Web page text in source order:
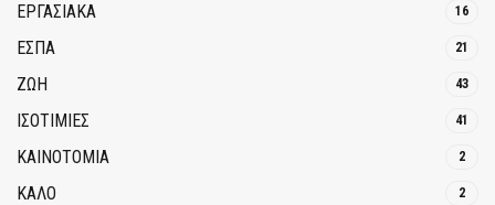
ΕΡΓΑΣΙΑΚΑ 16
ΕΣΠΑ 21
ΖΩΗ 43
ΙΣΟΤΙΜΙΕΣ 41
ΚΑΙΝΟΤΟΜΊΑ 2
ΚΑΛΟ 2